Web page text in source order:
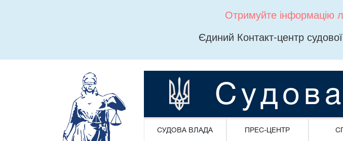
Отримуйте інформацію
Єдиний Контакт-центр
СУДОВА ВЛАДА ПРЕС-ЦЕНТР